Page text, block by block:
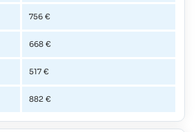
756 €
668 €
517 €
882 €